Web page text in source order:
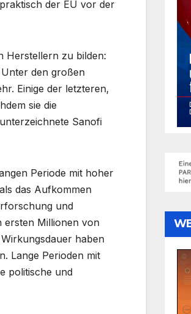
der EU vor der
Herstellern zu bilden:
den großen
Einige der letzteren,
sie die
Sanofi
Periode mit hoher
das Aufkommen
und
ersten Millionen von
haben
Lange Perioden mit
politische und